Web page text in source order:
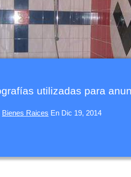
utilizadas para
Bienes Raices En Dic 19, 2014